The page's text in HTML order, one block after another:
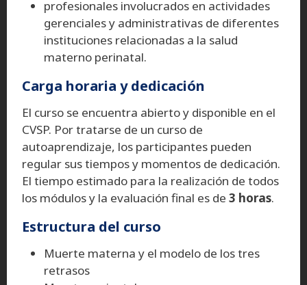
profesionales involucrados en actividades
gerenciales y administrativas de diferentes
instituciones relacionadas a la salud
materno perinatal.
Carga horaria y dedicación
El curso se encuentra abierto y disponible en el
CVSP. Por tratarse de un curso de
autoaprendizaje, los participantes pueden
regular sus tiempos y momentos de dedicación.
El tiempo estimado para la realización de todos
los módulos y la evaluación final es de 3 horas.
Estructura del curso
Muerte materna y el modelo de los tres
retrasos